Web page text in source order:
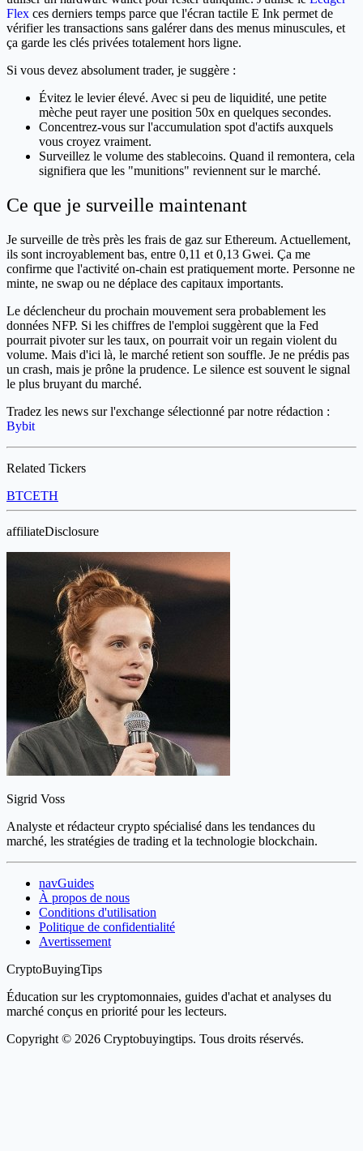
Flex ces derniers temps parce que l'écran tactile E Ink permet de
vérifier les transactions sans galérer dans des menus minuscules, et
ça garde les clés privées totalement hors ligne.
Si vous devez absolument trader, je suggère :
Évitez le levier élevé. Avec si peu de liquidité, une petite
mèche peut rayer une position 50x en quelques secondes.
Concentrez-vous sur l'accumulation spot d'actifs auxquels
vous croyez vraiment.
Surveillez le volume des stablecoins. Quand il remontera, cela
signifiera que les "munitions" reviennent sur le marché.
Ce que je surveille maintenant
Je surveille de très près les frais de gaz sur Ethereum. Actuellement,
ils sont incroyablement bas, entre 0,11 et 0,13 Gwei. Ça me
confirme que l'activité on-chain est pratiquement morte. Personne ne
minte, ne swap ou ne déplace des capitaux importants.
Le déclencheur du prochain mouvement sera probablement les
données NFP. Si les chiffres de l'emploi suggèrent que la Fed
pourrait pivoter sur les taux, on pourrait voir un regain violent du
volume. Mais d'ici là, le marché retient son souffle. Je ne prédis pas
un crash, mais je prône la prudence. Le silence est souvent le signal
le plus bruyant du marché.
Tradez les news sur l'exchange sélectionné par notre rédaction :
Bybit
Related Tickers
BTCETH
affiliateDisclosure
Sigrid Voss
Analyste et rédacteur crypto spécialisé dans les tendances du
marché, les stratégies de trading et la technologie blockchain.
navGuides
À propos de nous
Conditions d'utilisation
Politique de confidentialité
Avertissement
CryptoBuyingTips
Éducation sur les cryptomonnaies, guides d'achat et analyses du
marché conçus en priorité pour les lecteurs.
Copyright © 2026 Cryptobuyingtips. Tous droits réservés.